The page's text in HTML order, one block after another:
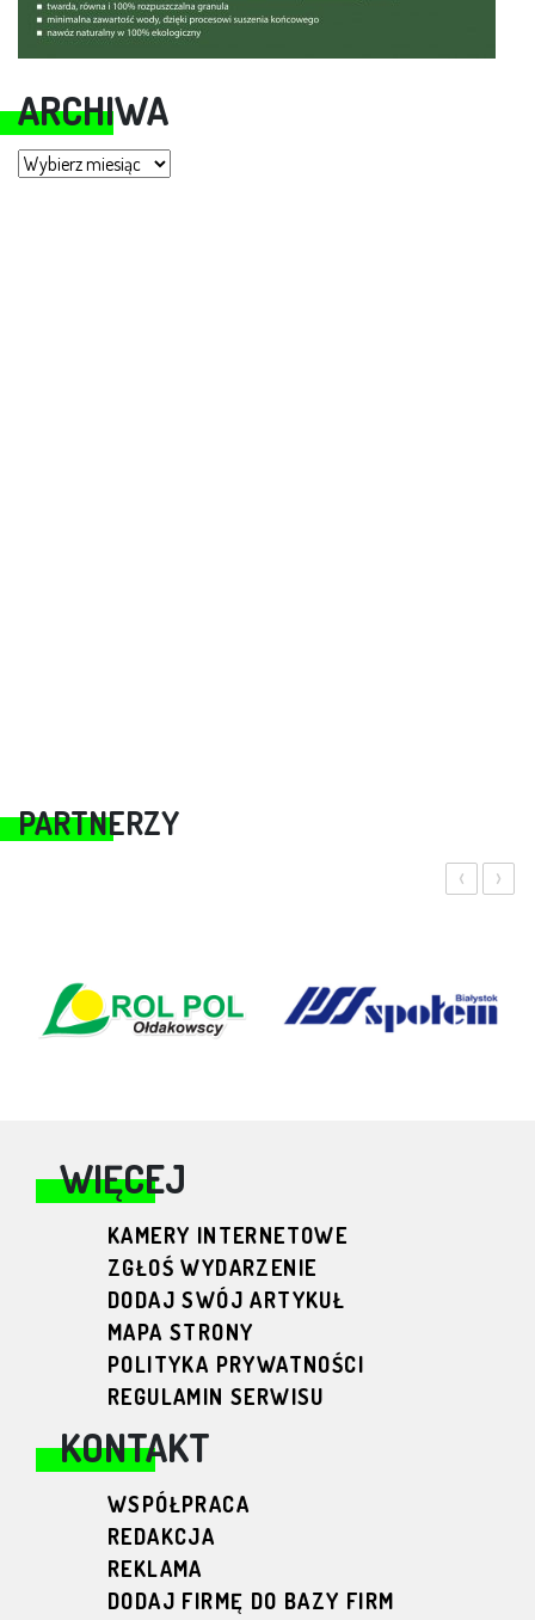
ARCHIWA
Archiwa
PARTNERZY
‹ ›
WIĘCEJ
KAMERY INTERNETOWE
ZGŁOŚ WYDARZENIE
DODAJ SWÓJ ARTYKUŁ
MAPA STRONY
POLITYKA PRYWATNOŚCI
REGULAMIN SERWISU
KONTAKT
WSPÓŁPRACA
REDAKCJA
REKLAMA
DODAJ FIRMĘ DO BAZY FIRM